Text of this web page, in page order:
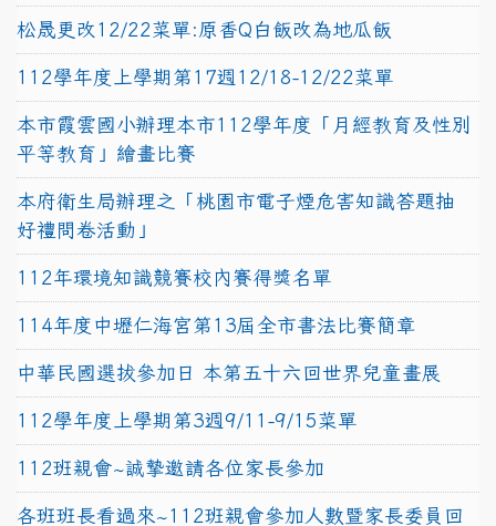
松晟更改12/22菜單:原香Q白飯改為地瓜飯
112學年度上學期第17週12/18-12/22菜單
本市霞雲國小辦理本市112學年度「月經教育及性別
平等教育」繪畫比賽
本府衛生局辦理之「桃園市電子煙危害知識答題抽
好禮問卷活動」
112年環境知識競賽校內賽得獎名單
114年度中壢仁海宮第13屆全市書法比賽簡章
中華民國選拔參加日 本第五十六回世界兒童畫展
112學年度上學期第3週9/11-9/15菜單
112班親會~誠摯邀請各位家長參加
各班班長看過來~112班親會參加人數暨家長委員回